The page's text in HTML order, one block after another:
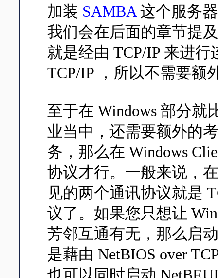
加装 SAMBA 这个服务
我们会在后面的章节提
就是经由 TCP/IP 来进
TCP/IP ，所以不需要额
至于在 Windows 部分就
业当中，还需要额外的
务，那么在 Windows
协议才行。一般来说，
见的两个通讯协议就是
议了。如果您只想让
芳邻互通有无，那么启
是藉由 NetBIOS over